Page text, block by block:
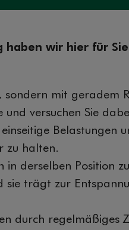
haben wir hier für Sie
mit geradem
versuchen Sie
Belastungen
zu halten.
in derselben Position
sie trägt zur
durch regelmäßiges